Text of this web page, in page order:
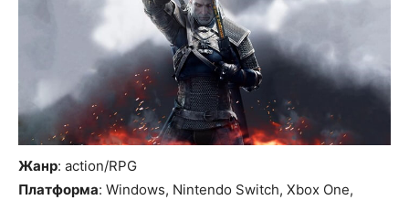
Жанр: action/RPG
Платформа: Windows, Nintendo Switch, Xbox One,